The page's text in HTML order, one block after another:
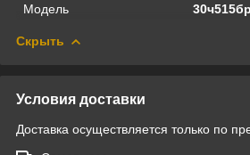
Модель 30ч515бр
Скрыть
Условия доставки
Доставка осуществляется только по